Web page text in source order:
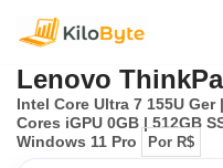
para
o
conteúdo
Lenovo
Intel Core Ultra 7 155U
Cores iGPU 0GB | 512GB
Windows 11 Pro
Por R$